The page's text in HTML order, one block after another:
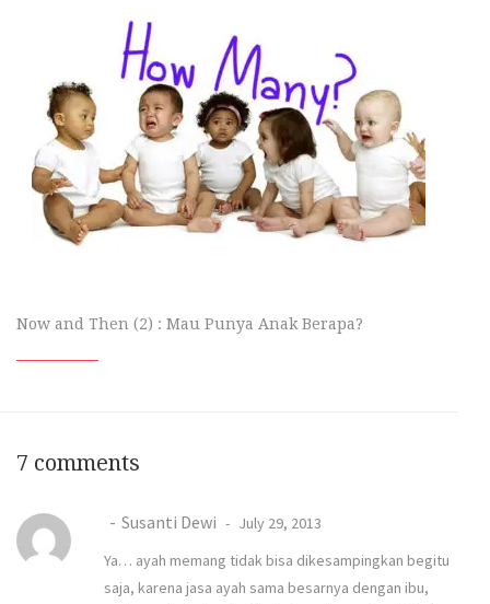
Now and Then (2) : Mau Punya Anak Berapa?
7 comments
Susanti Dewi
July 29, 2013
Ya… ayah memang tidak bisa dikesampingkan begitu
saja, karena jasa ayah sama besarnya dengan ibu,